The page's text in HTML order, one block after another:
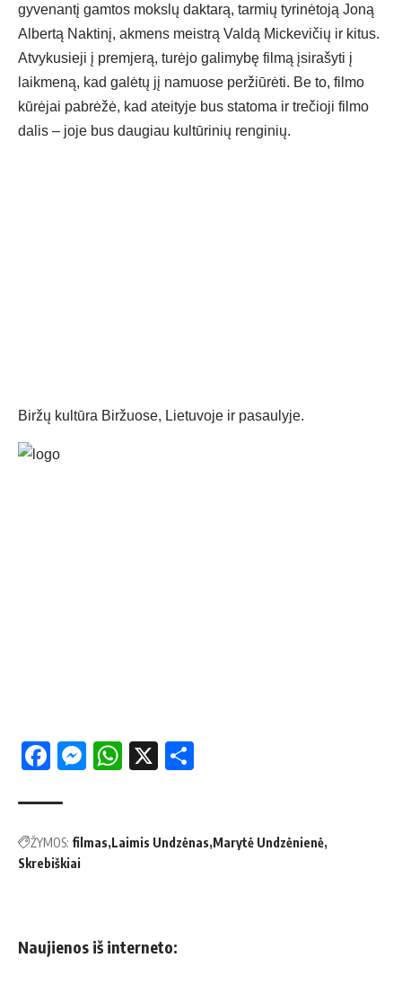
gyvenantį gamtos mokslų daktarą, tarmių tyrinėtoją Joną
Albertą Naktinį, akmens meistrą Valdą Mickevičių ir kitus.
Atvykusieji į premjerą, turėjo galimybę filmą įsirašyti į
laikmeną, kad galėtų jį namuose peržiūrėti. Be to, filmo
kūrėjai pabrėžė, kad ateityje bus statoma ir trečioji filmo
dalis – joje bus daugiau kultūrinių renginių.
Biržų kultūra Biržuose, Lietuvoje ir pasaulyje.
Facebook
Messenger
WhatsApp
X
ŽYMOS: filmas Laimis Undzėnas Marytė Undzėnienė
Skrebiškiai
Naujienos iš interneto: